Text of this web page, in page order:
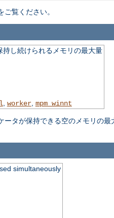
覧ください。
し続けられるメモリの最大量
worker, mpm_winnt
ータが保持できる空のメモリの
simultaneously